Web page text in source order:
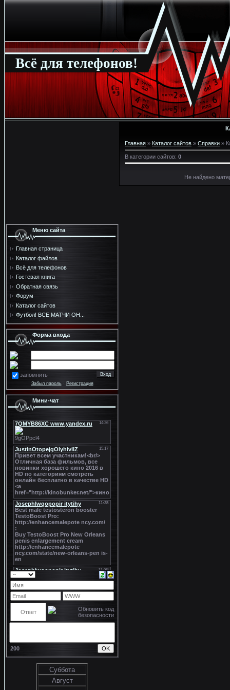
Всё для телефонов!
Меню сайта
Главная страница
Каталог файлов
Всё для телефонов
Гостевая книга
Обратная связь
Форум
Каталог сайтов
Футбол! ВСЕ МАТЧИ ОН...
Форма входа
запомнить
Забыл пароль· Регистрация
Мини-чат
200
Суббота
Август
Главная » Каталог сайтов » Справки »
В категории сайтов: 0
Не найдено